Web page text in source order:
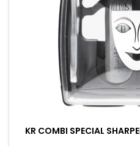
KR COMBI SPECIAL